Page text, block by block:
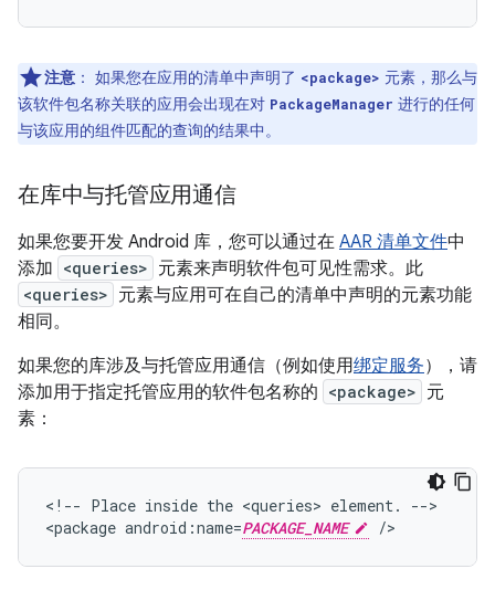
注意 ： 如果您在应用的清单中声明了 <package> 元素，那么与
该软件包名称关联的应用会出现在对 PackageManager 进行的任何
与该应用的组件匹配的查询的结果中。
在库中与托管应用通信
如果您要开发 Android 库，您可以通过在 AAR 清单文件中
添加 <queries> 元素来声明软件包可见性需求。此
<queries> 元素与应用可在自己的清单中声明的元素功能
相同。
如果您的库涉及与托管应用通信（例如使用绑定服务），请
添加用于指定托管应用的软件包名称的 <package> 元
素：
<!-- Place inside the <queries> element.
-->
<package android:name=PACKAGE_NAME />